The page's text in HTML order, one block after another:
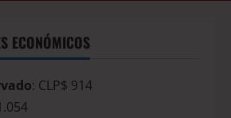
ECONÓMICOS
: CLP$ 914